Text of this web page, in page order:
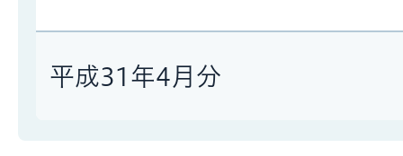
平成31年4月分